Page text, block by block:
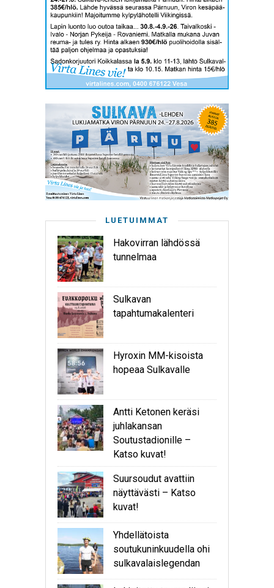
LUETUIMMAT
Hakovirran lähdössä
tunnelmaa
Sulkavan
tapahtumakalenteri
Hyroxin MM-kisoista
hopeaa Sulkavalle
Antti Ketonen keräsi
juhlakansan
Soutustadionille –
Katso kuvat!
Suursoudut avattiin
näyttävästi – Katso
kuvat!
Yhdellätoista
soutukuninkuudella ohi
sulkavalaislegendan